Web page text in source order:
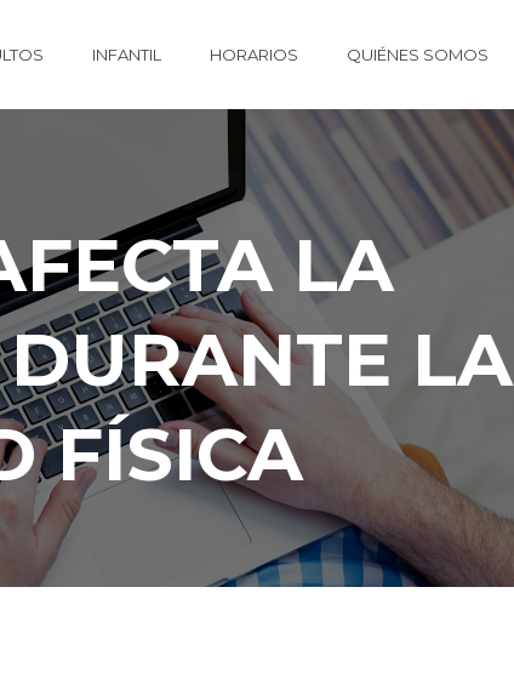
INFANTIL HORARIOS QUIÉNES SOMOS
LA
LA
FÍSICA